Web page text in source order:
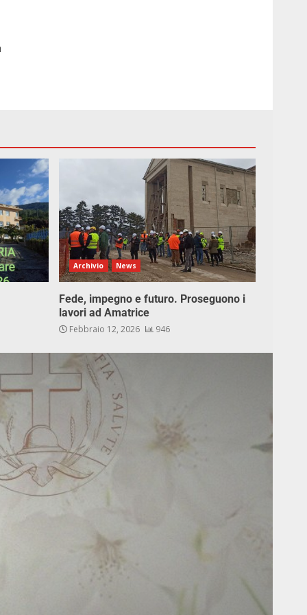
Archivio News
Fede, impegno e futuro. Proseguono i
lavori ad Amatrice
Febbraio 12, 2026 946